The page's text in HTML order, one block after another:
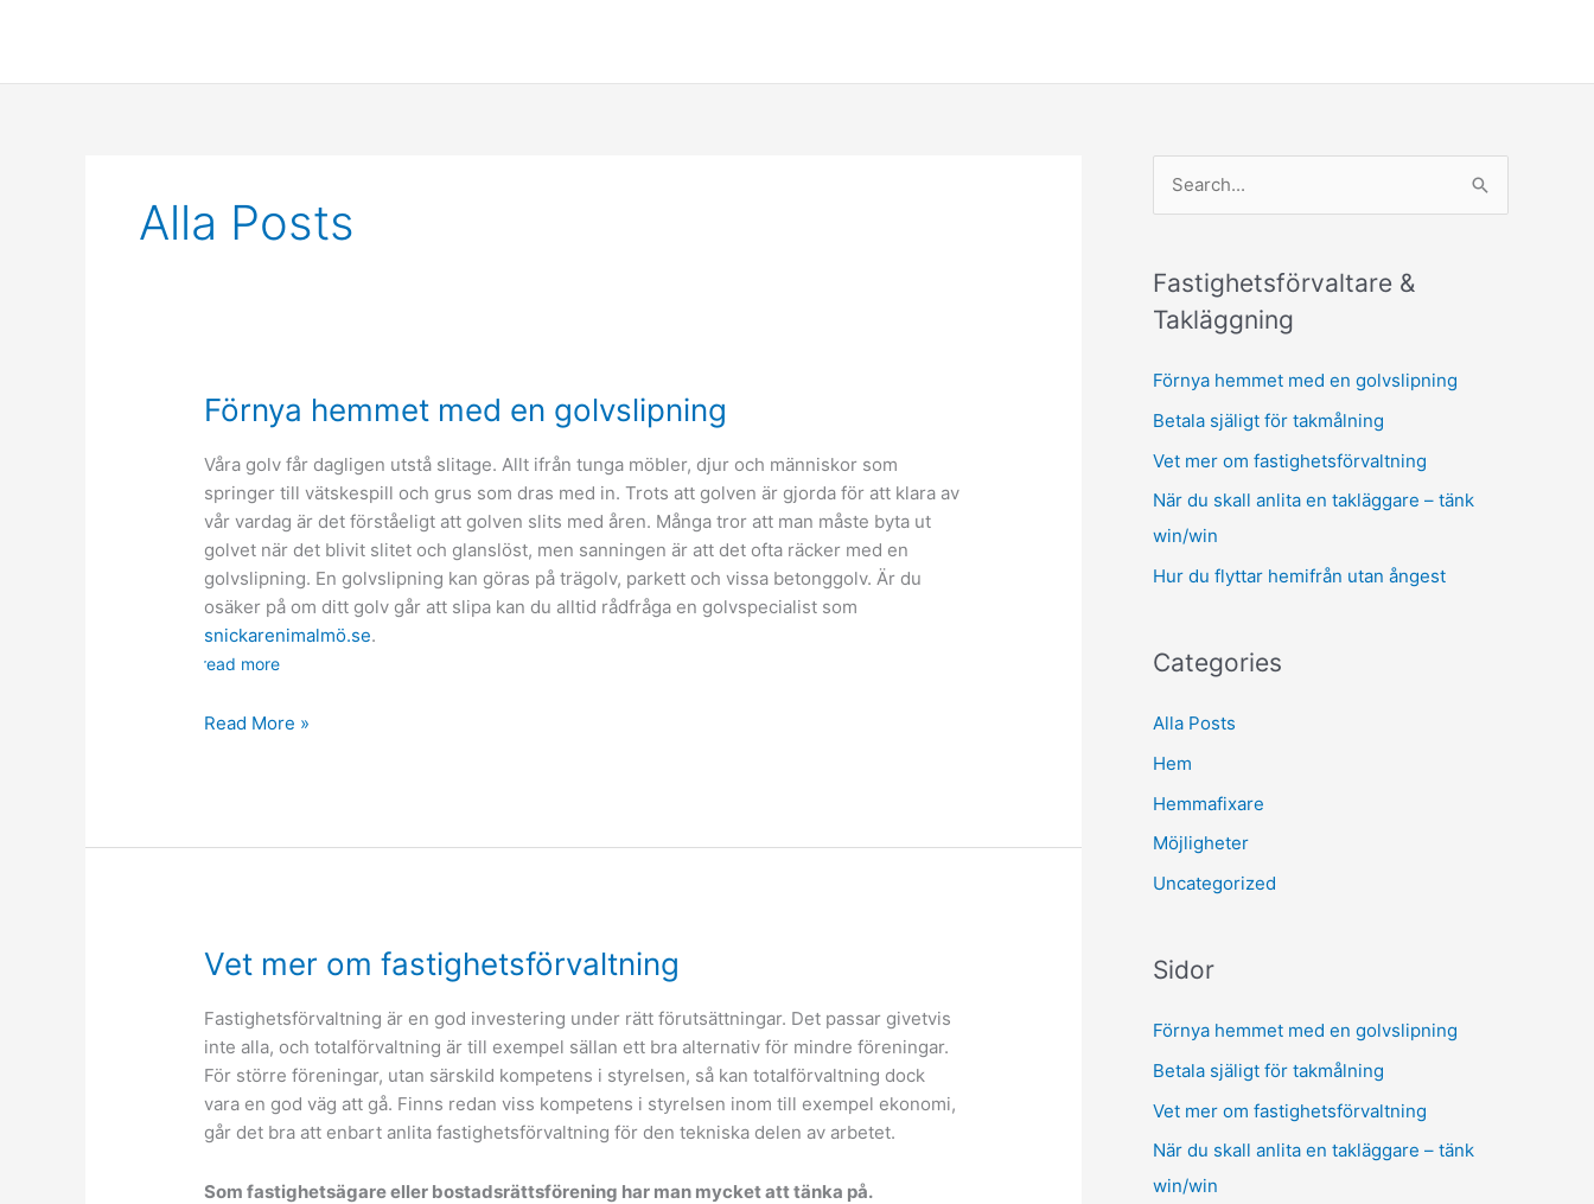
Alla Posts
Förnya hemmet med en golvslipning
Våra golv får dagligen utstå slitage. Allt ifrån tunga möbler, djur och människor som
springer till vätskespill och grus som dras med in. Trots att golven är gjorda för att klara av
vår vardag är det förståeligt att golven slits med åren. Många tror att man måste byta ut
golvet när det blivit slitet och glanslöst, men sanningen är att det ofta räcker med en
golvslipning. En golvslipning kan göras på trägolv, parkett och vissa betonggolv. Är du
osäker på om ditt golv går att slipa kan du alltid rådfråga en golvspecialist som
snickarenimalmö.se.
read more
Förnya
Read More »
Vet mer om fastighetsförvaltning
Fastighetsförvaltning är en god investering under rätt förutsättningar. Det passar givetvis
inte alla, och totalförvaltning är till exempel sällan ett bra alternativ för mindre föreningar.
För större föreningar, utan särskild kompetens i styrelsen, så kan totalförvaltning dock
vara en god väg att gå. Finns redan viss kompetens i styrelsen inom till exempel ekonomi,
går det bra att enbart anlita fastighetsförvaltning för den tekniska delen av arbetet.
Som fastighetsägare eller bostadsrättsförening har man mycket att tänka på.
r
c
f
o
r
:
Fastighetsförvaltare &
Takläggning
Förnya hemmet med en golvslipning
Betala själigt för takmålning
Vet mer om fastighetsförvaltning
När du skall anlita en takläggare – tänk
win/win
Hur du flyttar hemifrån utan ångest
Categories
Alla Posts
Hem
Hemmafixare
Möjligheter
Uncategorized
Sidor
Förnya hemmet med en golvslipning
Betala själigt för takmålning
Vet mer om fastighetsförvaltning
När du skall anlita en takläggare – tänk
win/win